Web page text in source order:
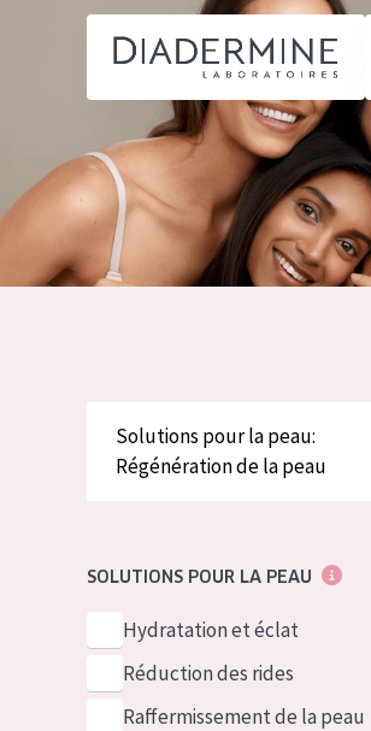
SOLUTIONS POUR LA PEAU
Hydratation et éclat
Réduction des rides
Peau ménopausée
ACCUEIL
Composition
À propos
Solutions pour la peau:
Régénération de la peau
SOLUTIONS POUR LA PEAU
Hydratation et éclat
Réduction des rides
Raffermissement de la peau